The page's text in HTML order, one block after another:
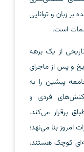
زبان و توانایی
است.
از یک برهه
و پس از ماجرای
پیشین را به
فردی و
برقرار می‌کند.
امروز بنا می‌نهد؛
کوچک هستند،